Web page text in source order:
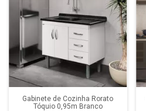
Gabinete de Cozinha Rorato
Tóquio 0,95m Branco